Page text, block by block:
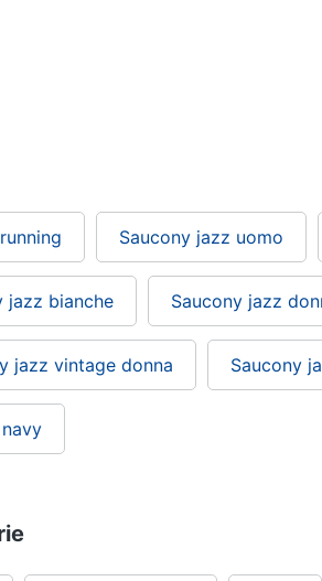
Saucony jazz uomo
jazz bianche Saucony jazz
jazz vintage donna Saucony